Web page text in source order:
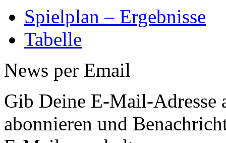
Spielplan – Ergebnisse
Tabelle
News per Email
Gib Deine E-Mail-Adresse
abonnieren und